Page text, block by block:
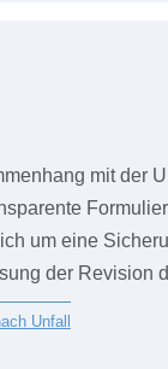
mit der
um eine
der Revision
Unfall